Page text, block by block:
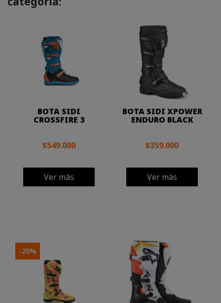
BOTA SIDI
CROSSFIRE 3
$549.000
Ver más
BOTA SIDI XPOWER
ENDURO BLACK
$359.000
Ver más
-25%